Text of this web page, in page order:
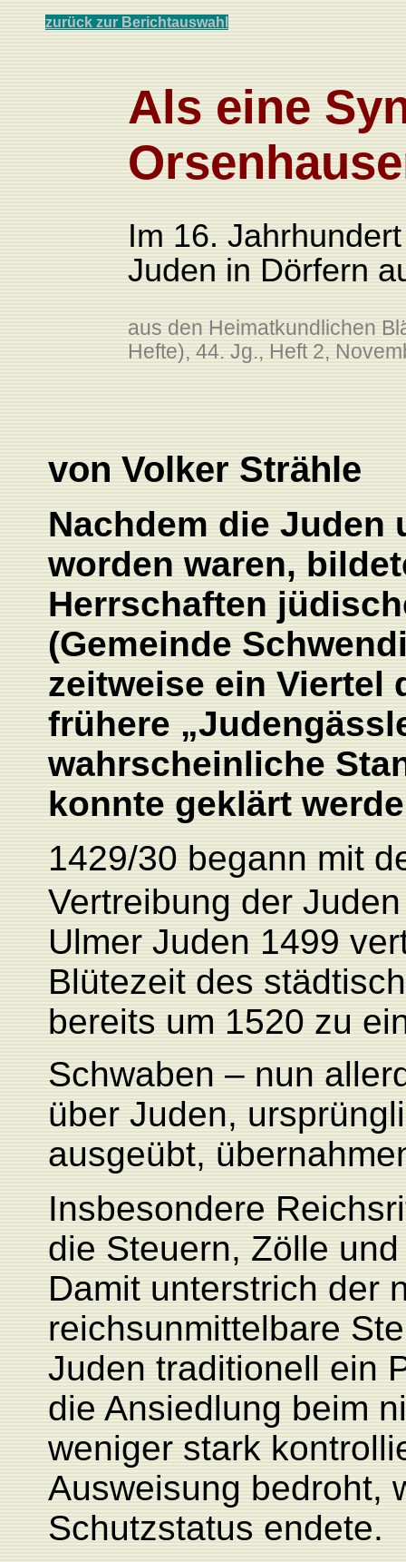
zurück zur Berichtauswahl
Als eine
Im 16.
Juden in Dörfern
aus den Heimatkundlichen
Hefte), 44. Jg., Heft 2,
von Volker Strähle
Nachdem die Juden
worden waren,
Herrschaften
(Gemeinde
zeitweise ein Viertel
frühere
wahrscheinliche
konnte geklärt
1429/30 begann mit
Vertreibung der
Ulmer Juden 1499
Blütezeit des
bereits um 1520 zu
Schwaben – nun
über Juden,
ausgeübt,
Insbesondere
die Steuern, Zölle
Damit unterstrich der
reichsunmittelbare
Juden traditionell ein
die Ansiedlung beim
weniger stark
Ausweisung bedroht,
Schutzstatus endete.